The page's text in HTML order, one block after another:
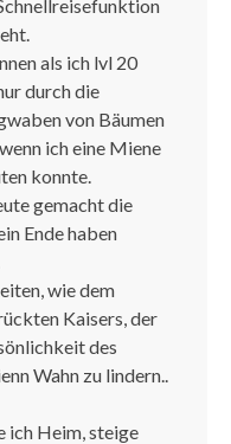
als ich lvl 20
durch die
von Bäumen
ich eine Miene
konnte.
gemacht die
Ende haben
wie dem
Kaisers, der
des
Wahn zu lindern..
ich Heim, steige